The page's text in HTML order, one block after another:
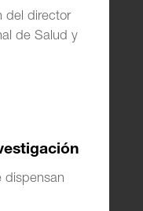
del director
de Salud y
dispensan